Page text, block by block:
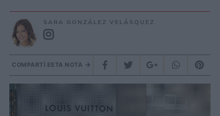
SARA GONZÁLEZ VELÁSQUEZ
COMPARTÍ ESTA NOTA